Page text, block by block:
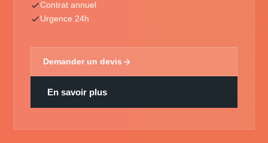
Contrat annuel
Urgence 24h
Demander un devis
En savoir plus